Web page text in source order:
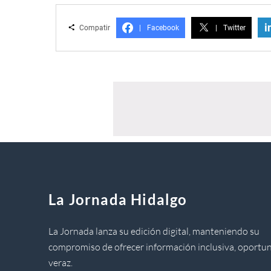
Compatir | Facebook | Twitter
La Jornada Hidalgo
La Jornada lanza su edición digital, manteniendo su
compromiso de ofrecer información inclusiva,
veraz.